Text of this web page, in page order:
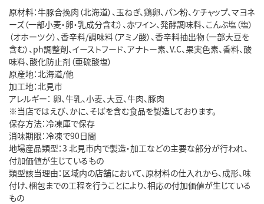
原材料：牛豚合挽肉（北海道）、玉ねぎ、鶏卵、パン粉、ケチャップ、マヨネ
ーズ（一部小麦・卵・乳成分含む）、赤ワイン、発酵調味料、こんぶ塩（塩）
（オホーツク）、香辛料/調味料（アミノ酸）、香辛料抽出物（一部大豆を
含む）、ph調整剤、イーストフード、アナトー素、V.C、果実色素、香料、酸
味料、酸化防止剤（亜硫酸塩）
原産地：北海道/他
加工地：北見市
アレルギー： 卵、牛乳、小麦、大豆、牛肉、豚肉
※当店ではえび、かに、そばを含む食品を製造しております。
保存方法：冷凍庫で保存
消味期限：冷凍で90日間
地場産品類型：3 北見市内で製造・加工などの主要な部分が行われ、
付加価値が生じているもの
類型該当理由：区域内の店舗において、原材料の仕入れから、成形、味
付け、梱包までの工程を行うことにより、相応の付加価値が生じている
もの